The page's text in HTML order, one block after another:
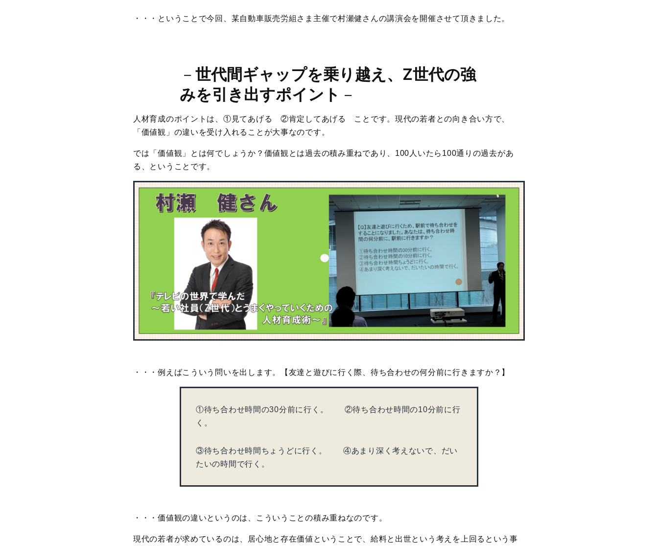
・・・ということで今回、某自動車販売労組さま主催で村瀬健さんの講演会を開催させて頂きました。
－ 世代間ギャップを乗り越え、Z世代の強
みを引き出すポイント －
人材育成のポイントは、①見てあげる ②肯定してあげる ことです。現代の若者との向き合い方で、
「価値観」の違いを受け入れることが大事なのです。
では「価値観」とは何でしょうか？価値観とは過去の積み重ねであり、100人いたら100通りの過去があ
る、ということです。
・・・例えばこういう問いを出します。【友達と遊びに行く際、待ち合わせの何分前に行きますか？】
①待ち合わせ時間の30分前に行く。 ②待ち合わせ時間の10分前に行
く。
③待ち合わせ時間ちょうどに行く。 ④あまり深く考えないで、だい
たいの時間で行く。
・・・価値観の違いというのは、こういうことの積み重ねなのです。
現代の若者が求めているのは、居心地と存在価値ということで、給料と出世という考えを上回るという事